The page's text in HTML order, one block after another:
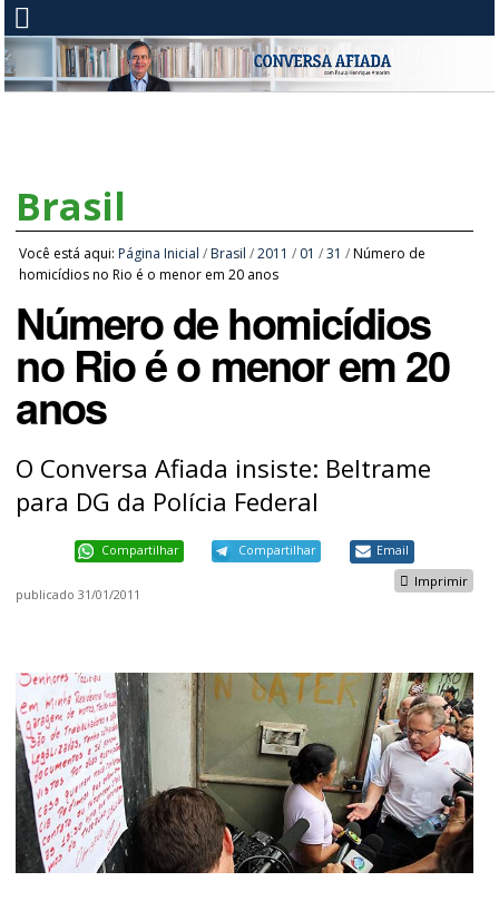
Brasil
Você está aqui: Página Inicial / Brasil /2011 / 01 /31 /Número de
homicídios no Rio é o menor em 20 anos
Número de homicídios
no Rio é o menor em 20
anos
O Conversa Afiada insiste: Beltrame
para DG da Polícia Federal
Compartilhar Compartilhar Email
Imprimir
publicado 31/01/2011